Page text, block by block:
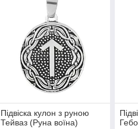
Підвіска кулон з руною
Тейваз (Руна воїна)